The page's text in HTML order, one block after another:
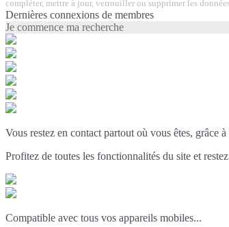
compléter, mettre à jour, verrouiller ou supprimer les
Dernières connexions de membres
Je commence ma recherche
Vous restez en contact partout où vous êtes, grâce
Profitez de toutes les fonctionnalités du site et
Compatible avec tous vos appareils mobiles...